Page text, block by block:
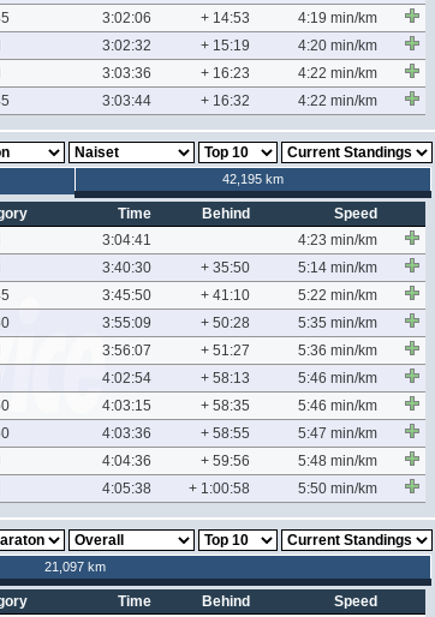
3:02:06 + 14:53
4:19 min/km
3:02:32 + 15:19
4:20 min/km
3:03:36 + 16:23
4:22 min/km
3:03:44 + 16:32 4:22 min/km
42,195 km
Time Behind
Speed
3:04:41
4:23 min/km
3:40:30 + 35:50
5:14 min/km
3:45:50 + 41:10
5:22 min/km
3:55:09 + 50:28
5:35 min/km
3:56:07 + 51:27
5:36 min/km
4:02:54 + 58:13
5:46 min/km
4:03:15 + 58:35
5:46 min/km
4:03:36 + 58:55
5:47 min/km
4:04:36 + 59:56
5:48 min/km
4:05:38 + 1:00:58 5:50 min/km
21,097 km
Time Behind Speed